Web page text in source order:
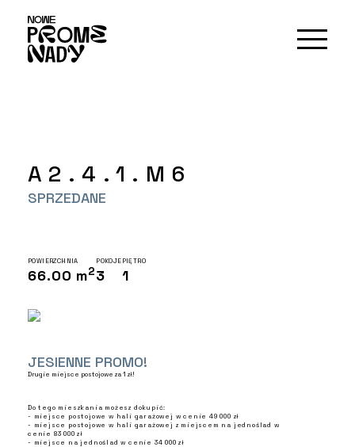
A2.4.1.M6
SPRZEDANE
POWIERZCHNIA
66.00 m2
POKOJE
3
PIĘTRO
1
JESIENNE PROMO!
Drugie miejsce postojowe za 1 zł!
Do tego mieszkania możesz dokupić:
- miejsce postojowe w hali garażowej w cenie 49 000 zł
- miejsce postojowe w hali garażowej z miejscem na jednoślad w
cenie 83 000 zł
- miejsce na jednoślad w cenie 34 000 zł